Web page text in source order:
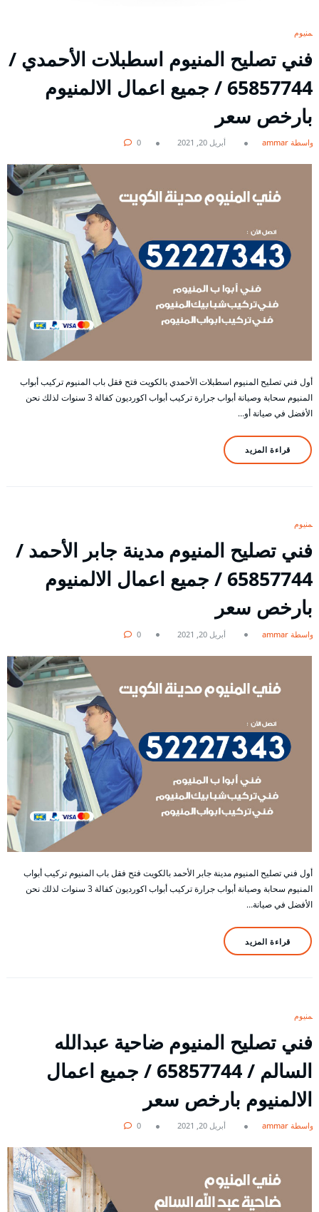
المنيوم
فني تصليح المنيوم اسطبلات الأحمدي /
65857744 / جميع اعمال الالمنيوم
بارخص سعر
بواسطة ammar أبريل 20, 2021 0
أول فني تصليح المنيوم اسطبلات الأحمدي بالكويت فتح فقل باب المنيوم تركيب أبواب
المنيوم سحابة وصيانة أبواب جرارة تركيب أبواب اكورديون كفالة 3 سنوات لذلك نحن
الأفضل في صيانة أو…
قراءة المزيد
المنيوم
فني تصليح المنيوم مدينة جابر الأحمد /
65857744 / جميع اعمال الالمنيوم
بارخص سعر
بواسطة ammar أبريل 20, 2021 0
أول فني تصليح المنيوم مدينة جابر الأحمد بالكويت فتح فقل باب المنيوم تركيب أبواب
المنيوم سحابة وصيانة أبواب جرارة تركيب أبواب اكورديون كفالة 3 سنوات لذلك نحن
الأفضل في صيانة…
قراءة المزيد
المنيوم
فني تصليح المنيوم ضاحية عبدالله
السالم / 65857744 / جميع اعمال
الالمنيوم بارخص سعر
بواسطة ammar أبريل 20, 2021 0